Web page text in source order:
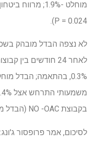
P = 0.024).
לא נצפה הבדל מובהק
בקבוצת NO -OAC (הבדל מוחלט -1.4%; 95% CI −2.6 עד −0.2).
לסיכום, אמר פרופסור